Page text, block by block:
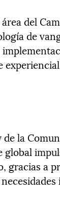
del
de
de la
gracias a